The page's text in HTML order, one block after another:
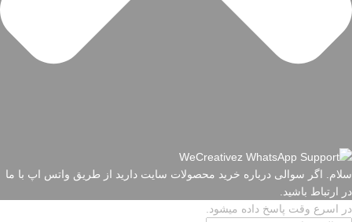
سلام. اگر سوالی درباره خرید محصولات سایت دارید از طریق واتس اپ با ما
در ارتباط باشید.
در اسرع وقت پاسخ داده میشود.